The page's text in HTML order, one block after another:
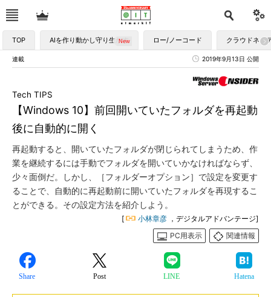
TOP AIを作り動かし守り生かす ロー/ノーコード クラウドネイ
連載 2019年9月13日 公開
【Windows 10】前回開いていたフォルダを再起動
後に自動的に開く
Tech TIPS
再起動すると、開いていたフォルダが閉じられてしまうため、作
業を継続するには手動でフォルダを開いていかなければならず、
少々面倒だ。しかし、［フォルダーオプション］で設定を変更す
ることで、自動的に再起動前に開いていたフォルダを再現するこ
とができる。その設定方法を紹介しよう。
[ 小林章彦 ，デジタルアドバンテージ]
PC用表示
関連情報
Share Post LINE Hatena